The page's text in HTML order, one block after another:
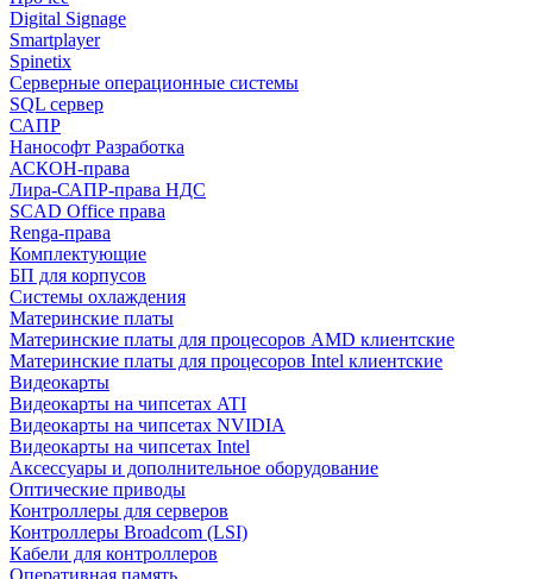
Digital Signage
Smartplayer
Spinetix
Серверные операционные системы
SQL сервер
САПР
Нанософт Разработка
АСКОН-права
Лира-САПР-права НДС
SCAD Office права
Renga-права
Комплектующие
БП для корпусов
Системы охлаждения
Материнские платы
Материнские платы для процесоров AMD клиентские
Материнские платы для процесоров Intel клиентские
Видеокарты
Видеокарты на чипсетах ATI
Видеокарты на чипсетах NVIDIA
Видеокарты на чипсетах Intel
Аксессуары и дополнительное оборудование
Оптические приводы
Контроллеры для серверов
Контроллеры Broadcom (LSI)
Кабели для контроллеров
Оперативная память